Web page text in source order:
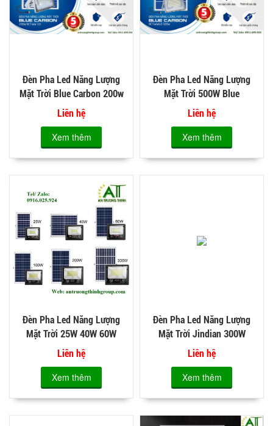
Đèn Pha Led Năng Lượng
Mặt Trời Blue Carbon 200w
BCT-WW30
Liên hệ
Xem thêm
Đèn Pha Led Năng Lượng
Mặt Trời 500W Blue
Carbon BCT-WW60
Liên hệ
Xem thêm
Đèn Pha Led Năng Lượng
Mặt Trời 25W 40W 60W
Jindian
Liên hệ
Xem thêm
Đèn Pha Led Năng Lượng
Mặt Trời Jindian 300W
Liên hệ
Xem thêm